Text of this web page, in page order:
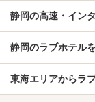
静岡の高速・イン
静岡のラブホテル
東海エリアからラ